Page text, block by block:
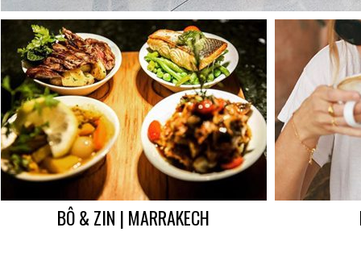
BÔ & ZIN | MARRAKECH